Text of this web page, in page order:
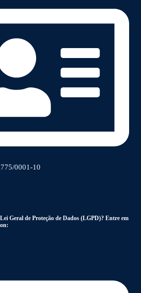
0001-10
Geral de Proteção de Dados (LGPD)? Entre em